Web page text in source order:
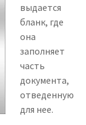
выдается
бланк, где
она
заполняет
часть
документа,
отведенную
для нее.